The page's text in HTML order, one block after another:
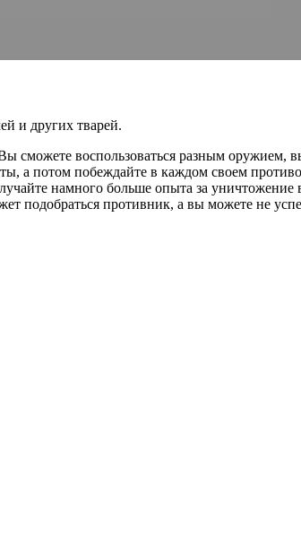
и других тварей.
сможете воспользоваться разным
а потом побеждайте в каждом своем
намного больше опыта за уничтожение
подобраться противник, а вы можете не